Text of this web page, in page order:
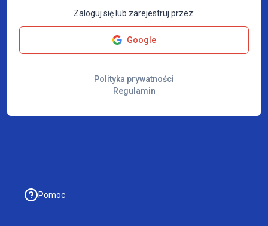
Pomoc
Zaloguj się lub zarejestruj przez:
Google
Polityka prywatności
Regulamin